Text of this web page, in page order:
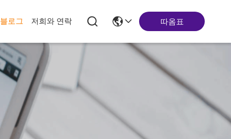
블로그 저희와 연락 따옴표